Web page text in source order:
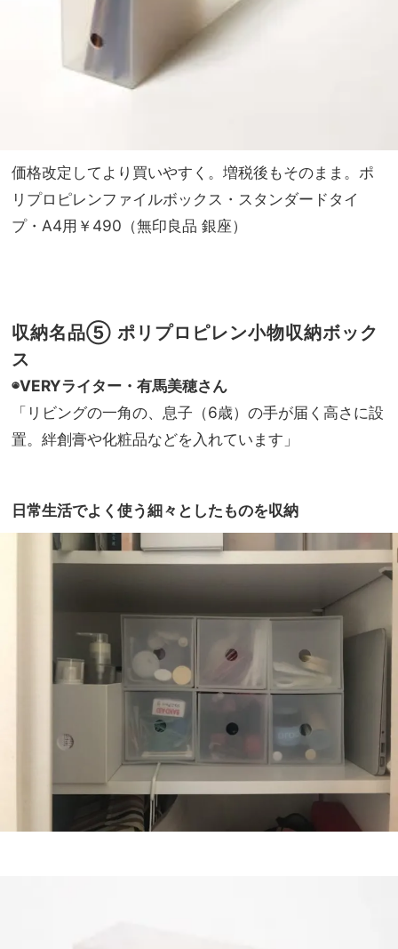
価格改定してより買いやすく。増税後もそのまま。ポ
リプロピレンファイルボックス・スタンダードタイ
プ・A4用￥490（無印良品 銀座）
収納名品⑤ ポリプロピレン小物収納ボック
ス
◉VERYライター・有馬美穂さん
「リビングの一角の、息子（6歳）の手が届く高さに設
置。絆創膏や化粧品などを入れています」
日常生活でよく使う細々としたものを収納